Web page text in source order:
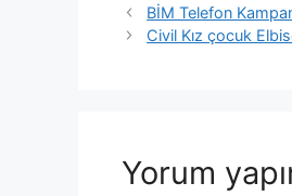
BİM Telefon
Civil Kız çocuk
Yorum